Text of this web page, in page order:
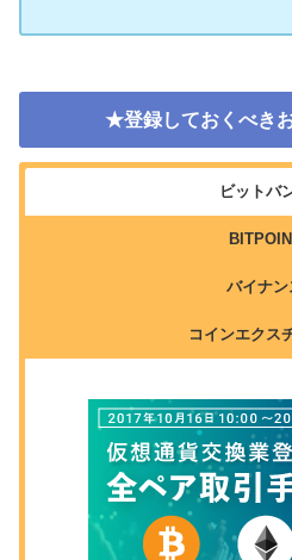
★登録しておくべき
ビットバ
バイナン
コインエクス